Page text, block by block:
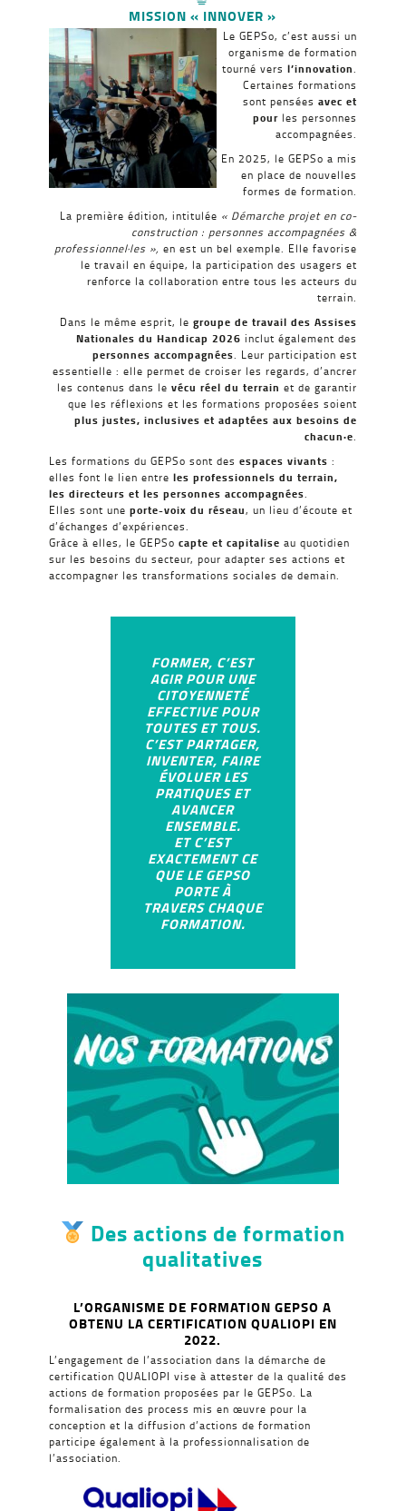
MISSION « INNOVER »
Le GEPSo, c’est aussi un
organisme de formation
tourné vers l’innovation.
Certaines formations
sont pensées avec et
pourles personnes
accompagnées.
En 2025, le GEPSo a mis
en place de nouvelles
formes de formation.
La première édition, intitulée « Démarche projet en co-
construction : personnes accompagnées &
professionnel·les », en est un bel exemple. Elle favorise
le travail en équipe, la participation des usagers et
renforce la collaboration entre tous les acteurs du
terrain.
Dans le même esprit, le groupe de travail des Assises
Nationales du Handicap 2026 inclut également des
personnes accompagnées. Leur participation est
essentielle : elle permet de croiser les regards, d’ancrer
les contenus dans le vécu réel du terrain et de garantir
que les réflexions et les formations proposées soient
plus justes, inclusives et adaptées aux besoins de
chacun·e.
Les formations du GEPSo sont des espaces vivants :
elles font le lien entre les professionnels du terrain,
les directeurs et les personnes accompagnées.
Elles sont une porte-voix du réseau, un lieu d’écoute et
d’échanges d’expériences.
Grâce à elles, le GEPSo capte et capitalise au quotidien
sur les besoins du secteur, pour adapter ses actions et
accompagner les transformations sociales de demain.
FORMER, C’EST
AGIR POUR UNE
CITOYENNETÉ
EFFECTIVE POUR
TOUTES ET TOUS.
C’EST PARTAGER,
INVENTER, FAIRE
ÉVOLUER LES
PRATIQUES ET
AVANCER
ENSEMBLE.
ET C’EST
EXACTEMENT CE
QUE LE GEPSO
PORTE À
TRAVERS CHAQUE
FORMATION.
Des actions de formation
qualitatives
L’ORGANISME DE FORMATION GEPSO A
OBTENU LA CERTIFICATION QUALIOPI EN
2022.
L’engagement de l’association dans la démarche de
certification QUALIOPI vise à attester de la qualité des
actions de formation proposées par le GEPSo. La
formalisation des process mis en œuvre pour la
conception et la diffusion d’actions de formation
participe également à la professionnalisation de
l’association.